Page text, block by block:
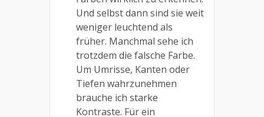
Und selbst dann sind sie weit
weniger leuchtend als
früher. Manchmal sehe ich
trotzdem die falsche Farbe.
Um Umrisse, Kanten oder
Tiefen wahrzunehmen
brauche ich starke
Kontraste. Für ein